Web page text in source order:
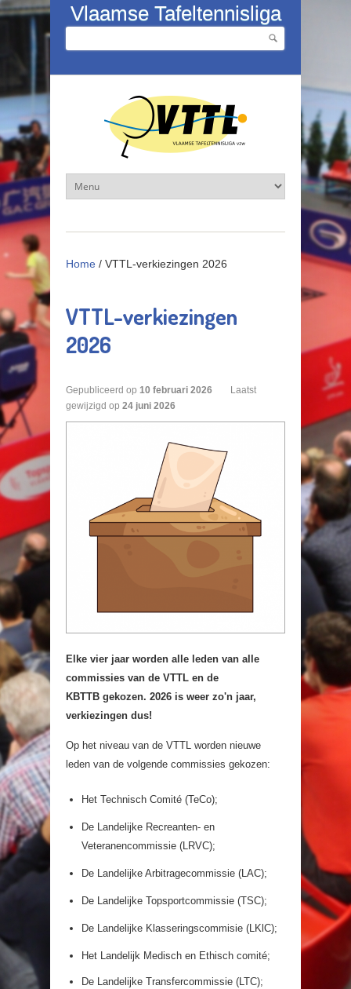
Overslaan en naar de inhoud gaan
Vlaamse Tafeltennisliga
Zoekveld
Home / VTTL-verkiezingen 2026
VTTL-verkiezingen
2026
Gepubliceerd op 10 februari 2026
Laatst
gewijzigd op 24 juni 2026
Elke vier jaar worden alle leden van alle
commissies van de VTTL en de
KBTTB gekozen. 2026 is weer zo'n jaar,
verkiezingen dus!
Op het niveau van de VTTL worden nieuwe
leden van de volgende commissies gekozen:
Het Technisch Comité (TeCo);
De Landelijke Recreanten- en
Veteranencommissie (LRVC);
De Landelijke Arbitragecommissie (LAC);
De Landelijke Topsportcommissie (TSC);
De Landelijke Klasseringscommisie (LKlC);
Het Landelijk Medisch en Ethisch comité;
De Landelijke Transfercommissie (LTC);